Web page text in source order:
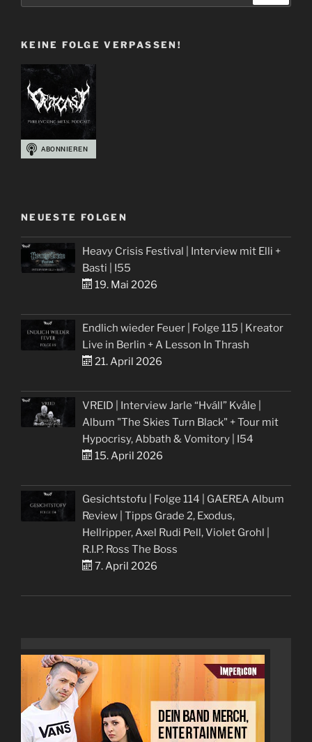
KEINE FOLGE VERPASSEN!
NEUESTE FOLGEN
Heavy Crisis Festival | Interview mit Elli +
Basti | I55
19. Mai 2026
Endlich wieder Feuer | Folge 115 | Kreator
Live in Berlin + A Lesson In Thrash
21. April 2026
VREID | Interview Jarle “Hváll” Kvåle |
Album "The Skies Turn Black" + Tour mit
Hypocrisy, Abbath & Vomitory | I54
15. April 2026
Gesichtstofu | Folge 114 | GAEREA Album
Review | Tipps Grade 2, Exodus,
Hellripper, Axel Rudi Pell, Violet Grohl |
R.I.P. Ross The Boss
7. April 2026